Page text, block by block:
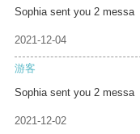
Sophia sent you 2 messa
2021-12-04
游客
Sophia sent you 2 messa
2021-12-02